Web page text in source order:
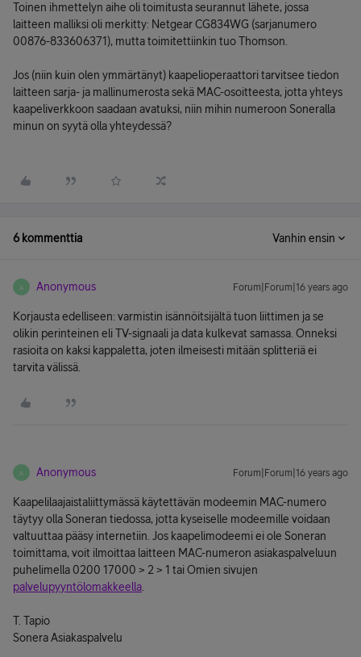
Toinen ihmettelyn aihe oli toimitusta seurannut lähete, jossa
laitteen malliksi oli merkitty: Netgear CG834WG (sarjanumero
00876-833606371), mutta toimitettiinkin tuo Thomson.
Jos (niin kuin olen ymmärtänyt) kaapelioperaattori tarvitsee tiedon
laitteen sarja- ja mallinumerosta sekä MAC-osoitteesta, jotta yhteys
kaapeliverkkoon saadaan avatuksi, niin mihin numeroon Soneralla
minun on syytä olla yhteydessä?
6 kommenttia Vanhin ensin
A Anonymous Forum|Forum|16 years ago
Korjausta edelliseen: varmistin isännöitsijältä tuon liittimen ja se
olikin perinteinen eli TV-signaali ja data kulkevat samassa. Onneksi
rasioita on kaksi kappaletta, joten ilmeisesti mitään splitteriä ei
tarvita välissä.
A Anonymous Forum|Forum|16 years ago
Kaapelilaajaistaliittymässä käytettävän modeemin MAC-numero
täytyy olla Soneran tiedossa, jotta kyseiselle modeemille voidaan
valtuuttaa pääsy internetiin. Jos kaapelimodeemi ei ole Soneran
toimittama, voit ilmoittaa laitteen MAC-numeron asiakaspalveluun
puhelimella 0200 17000 > 2 > 1 tai Omien sivujen
palvelupyyntölomakkeella
T. Tapio
Sonera Asiakaspalvelu